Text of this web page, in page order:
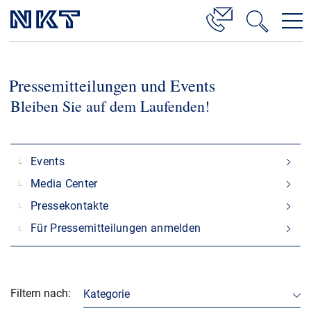
Hochspannung
Mittelspannung
Niederspannung
Kabelgarnituren
Referenzen
Presse & Events
Pressemitteilungen und Events
Bleiben Sie auf dem Laufenden!
Events
Media Center
Pressekontakte
Für Pressemitteilungen anmelden
Filtern nach:
Kategorie